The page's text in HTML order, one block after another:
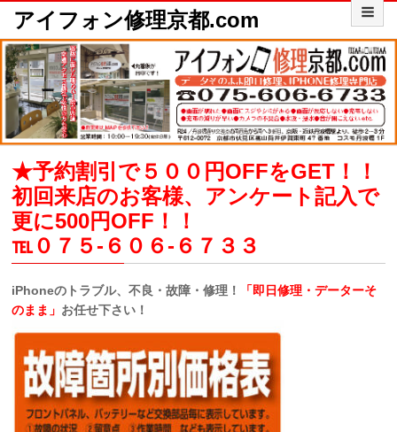
アイフォン修理京都.com
★予約割引で５００円OFFをGET！！
初回来店のお客様、アンケート記入で
更に500円OFF！！
℡０７５-６０６-６７３３
iPhoneのトラブル、不良・故障・修理！ 「即日修理・データーそ
のまま」 お任せ下さい！